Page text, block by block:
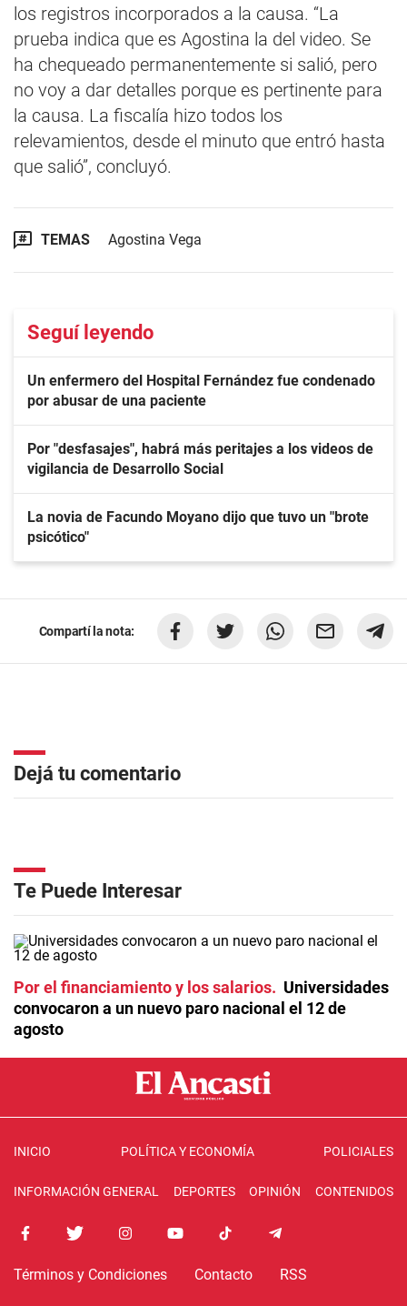
los registros incorporados a la causa. “La
prueba indica que es Agostina la del video. Se
ha chequeado permanentemente si salió, pero
no voy a dar detalles porque es pertinente para
la causa. La fiscalía hizo todos los
relevamientos, desde el minuto que entró hasta
que salió”, concluyó.
TEMAS Agostina Vega
Seguí leyendo
Un enfermero del Hospital Fernández fue condenado
por abusar de una paciente
Por "desfasajes", habrá más peritajes a los videos de
vigilancia de Desarrollo Social
La novia de Facundo Moyano dijo que tuvo un "brote
psicótico"
Compartí la nota:
Dejá tu comentario
Te Puede Interesar
Por el financiamiento y los salarios
Universidades
convocaron a un nuevo paro nacional el 12 de
agosto
INICIO POLÍTICA Y ECONOMÍA POLICIALES
INFORMACIÓN GENERAL DEPORTES OPINIÓN CONTENIDOS
Términos y Condiciones Contacto RSS